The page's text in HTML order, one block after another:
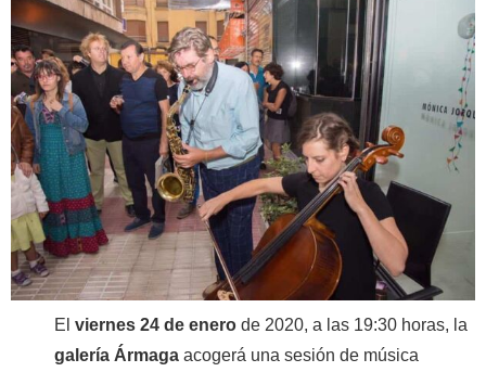
El viernes 24 de enero de 2020, a las 19:30 horas, la
galería Ármaga acogerá una sesión de música